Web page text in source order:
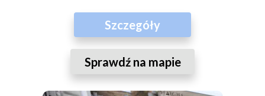
Szczegóły
Sprawdź na mapie